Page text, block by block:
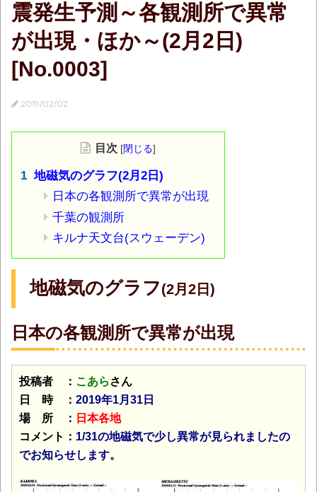
震発生予測～各観測所で異常
が出現・ほか～(2月2日)
[No.0003]
2019/02/02
目次 [閉じる]
地磁気のグラフ(2月2日)
日本の各観測所で異常が出現
千葉の観測所
キルナ天文台(スウェーデン)
地磁気のグラフ(2月2日)
日本の各観測所で異常が出現
投稿者 ： こあら さん
日 時 ： 2019年1月31日
場 所 ： 日本各地
コメント： 1/31の地磁気で少し異常が見られましたの
でお知らせします。